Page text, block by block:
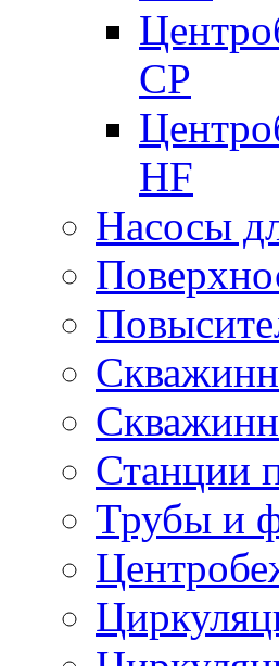
CP
HF
Насосы
Станции
Трубы и